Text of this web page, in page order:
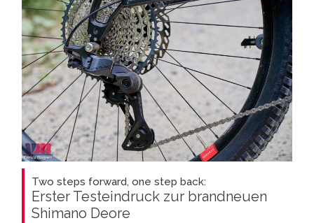
Two steps forward, one step back:
Erster Testeindruck zur brandneuen
Shimano Deore